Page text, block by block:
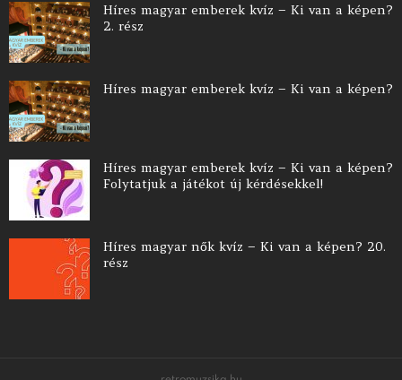
Híres magyar emberek kvíz – Ki van a képen?
2. rész
Híres magyar emberek kvíz – Ki van a képen?
Híres magyar emberek kvíz – Ki van a képen?
Folytatjuk a játékot új kérdésekkel!
Híres magyar nők kvíz – Ki van a képen? 20.
rész